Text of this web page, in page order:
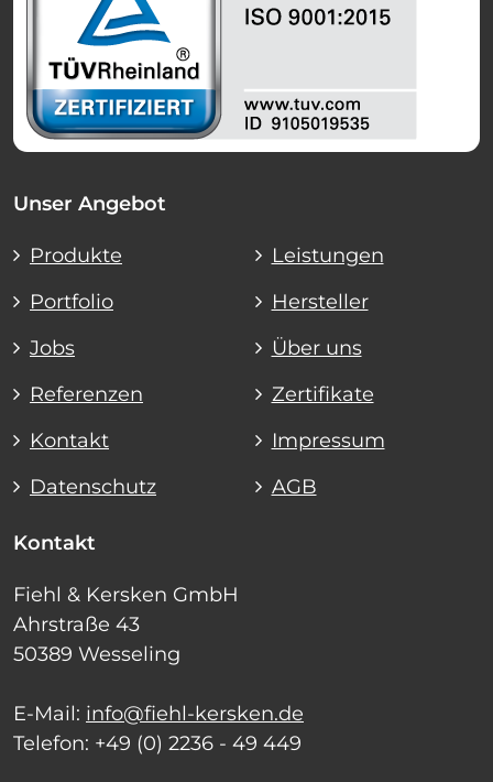
Unser Angebot
Produkte
Leistungen
Portfolio
Hersteller
Jobs
Über uns
Referenzen
Zertifikate
Kontakt
Impressum
Datenschutz
AGB
Kontakt
Fiehl & Kersken GmbH
Ahrstraße 43
50389 Wesseling
E-Mail: info@fiehl-kersken.de
Telefon: +49 (0) 2236 - 49 449